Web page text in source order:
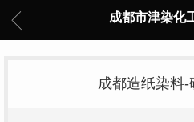
成都市津染化
成都造纸染料-